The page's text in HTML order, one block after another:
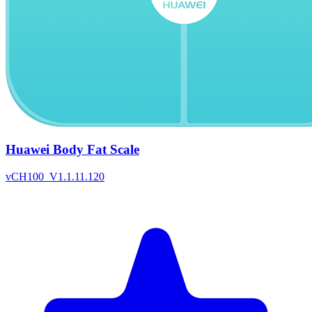
Huawei Body Fat Scale
vCH100_V1.1.11.120